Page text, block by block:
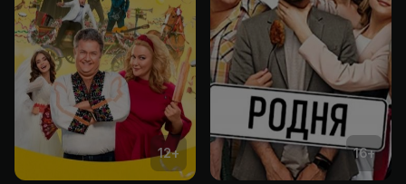
12+ 16+